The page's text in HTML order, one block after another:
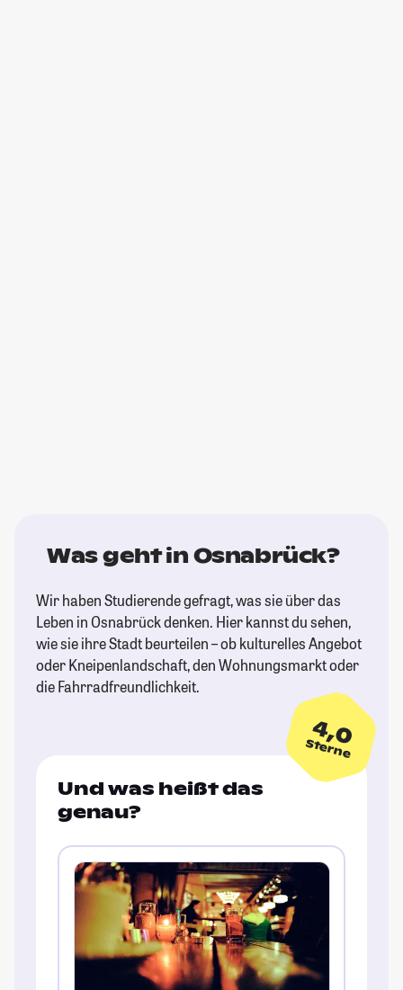
Was geht in Osnabrück?
Wir haben Studierende gefragt, was sie über das
Leben in Osnabrück denken. Hier kannst du sehen,
wie sie ihre Stadt beurteilen – ob kulturelles Angebot
oder Kneipenlandschaft, den Wohnungsmarkt oder
die Fahrradfreundlichkeit.
4,0
Sterne
Und was heißt das
genau?